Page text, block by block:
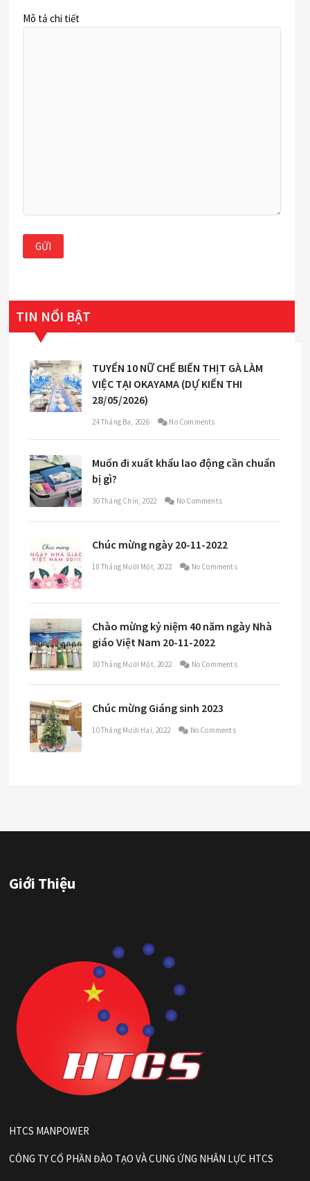
Mô tả chi tiết
TIN NỔI BẬT
TUYỂN 10 NỮ CHẾ BIẾN THỊT GÀ LÀM
VIỆC TẠI OKAYAMA (DỰ KIẾN THI
28/05/2026)
24 Tháng Ba, 2026 No Comments
Muốn đi xuất khẩu lao động cần chuẩn
bị gì?
30 Tháng Chín, 2022 No Comments
Chúc mừng ngày 20-11-2022
18 Tháng Mười Một, 2022 No Comments
Chào mừng kỷ niệm 40 năm ngày Nhà
giáo Việt Nam 20-11-2022
30 Tháng Mười Một, 2022 No Comments
Chúc mừng Giáng sinh 2023
10 Tháng Mười Hai, 2022 No Comments
Giới Thiệu
HTCS MANPOWER
CÔNG TY CỔ PHẦN ĐÀO TẠO VÀ CUNG ỨNG NHÂN LỰC HTCS